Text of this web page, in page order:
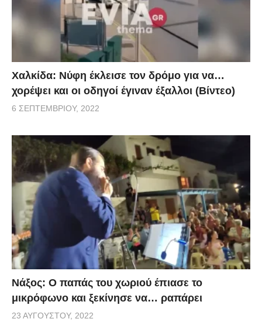
Χαλκίδα: Νύφη έκλεισε τον δρόμο για να…
χορέψει και οι οδηγοί έγιναν έξαλλοι (Βίντεο)
6 ΣΕΠΤΕΜΒΡΊΟΥ, 2022
Νάξος: Ο παπάς του χωριού έπιασε το
μικρόφωνο και ξεκίνησε να… ραπάρει
23 ΑΥΓΟΎΣΤΟΥ, 2022